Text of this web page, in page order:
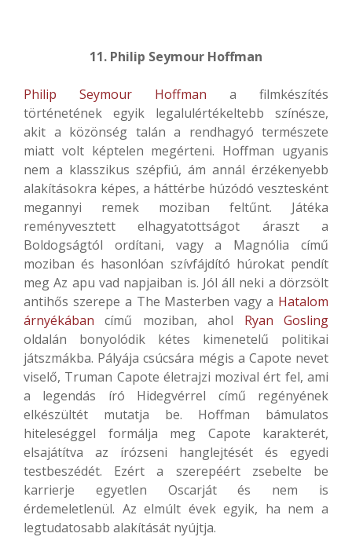
11. Philip Seymour Hoffman
Philip Seymour Hoffman a filmkészítés
történetének egyik legalulértékeltebb színésze,
akit a közönség talán a rendhagyó természete
miatt volt képtelen megérteni. Hoffman ugyanis
nem a klasszikus szépfiú, ám annál érzékenyebb
alakításokra képes, a háttérbe húzódó vesztesként
megannyi remek moziban feltűnt. Játéka
reményvesztett elhagyatottságot áraszt a
Boldogságtól ordítani, vagy a Magnólia című
moziban és hasonlóan szívfájdító húrokat pendít
meg Az apu vad napjaiban is. Jól áll neki a dörzsölt
antihős szerepe a The Masterben vagy a Hatalom
árnyékában című moziban, ahol Ryan Gosling
oldalán bonyolódik kétes kimenetelű politikai
játszmákba. Pályája csúcsára mégis a Capote nevet
viselő, Truman Capote életrajzi mozival ért fel, ami
a legendás író Hidegvérrel című regényének
elkészültét mutatja be. Hoffman bámulatos
hiteleséggel formálja meg Capote karakterét,
elsajátítva az írózseni hanglejtését és egyedi
testbeszédét. Ezért a szerepéért zsebelte be
karrierje egyetlen Oscarját és nem is
érdemeletlenül. Az elmúlt évek egyik, ha nem a
legtudatosabb alakítását nyújtja.